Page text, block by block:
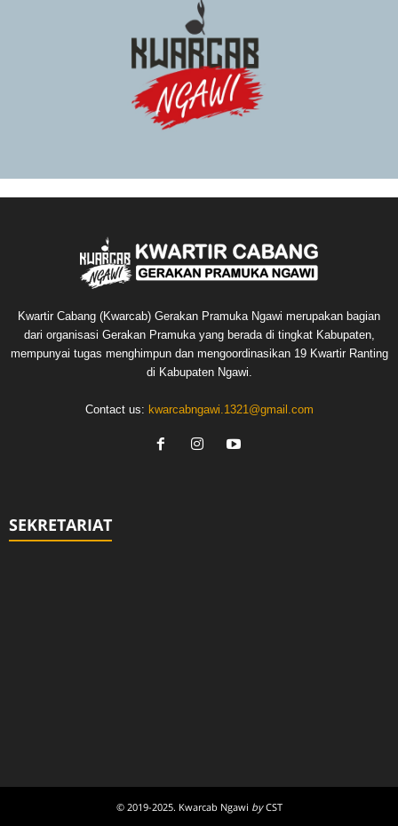
Kwartir Cabang (Kwarcab) Gerakan Pramuka Ngawi merupakan bagian
dari organisasi Gerakan Pramuka yang berada di tingkat Kabupaten,
mempunyai tugas menghimpun dan mengoordinasikan 19 Kwartir Ranting
di Kabupaten Ngawi.
Contact us: kwarcabngawi.1321@gmail.com
SEKRETARIAT
© 2019-2025. Kwarcab Ngawi byCST